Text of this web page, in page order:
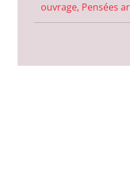
ouvrage, Pensées